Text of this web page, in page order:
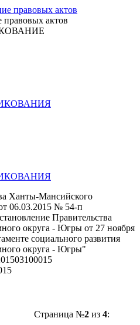
актов
Ханты-Мансийского
06.03.2015 № 54-п
Правительства
округа - Югры от 27 ноября
социального развития
округа - Югры"
Страница №2из 4: